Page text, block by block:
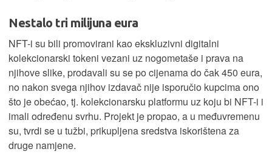
Nestalo tri milijuna eura
NFT-i su bili promovirani kao ekskluzivni digitalni
kolekcionarski tokeni vezani uz nogometaše i prava na
njihove slike, prodavali su se po cijenama do čak 450 eura,
no nakon svega njihov izdavač nije isporučio kupcima ono
što je obećao, tj. kolekcionarsku platformu uz koju bi NFT-i i
imali određenu svrhu. Projekt je propao, a u međuvremenu
su, tvrdi se u tužbi, prikupljena sredstva iskorištena za
druge namjene.